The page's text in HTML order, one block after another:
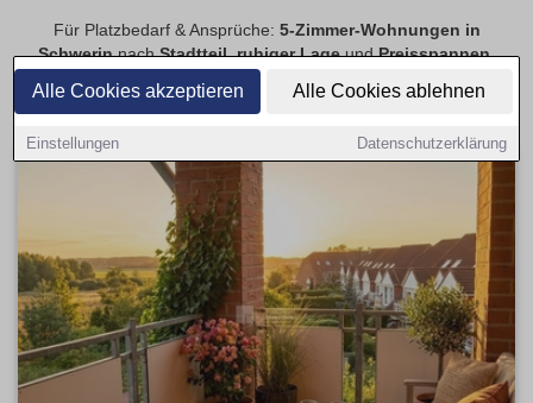
Alle Cookies akzeptieren Alle Cookies ablehnen
Einstellungen Datenschutzerklärung
Für Platzbedarf & Ansprüche: 5-Zimmer-Wohnungen in
SchwerinnachStadtteil,ruhiger LageundPreisspannen.
Angebote mit passender Ausstattung.